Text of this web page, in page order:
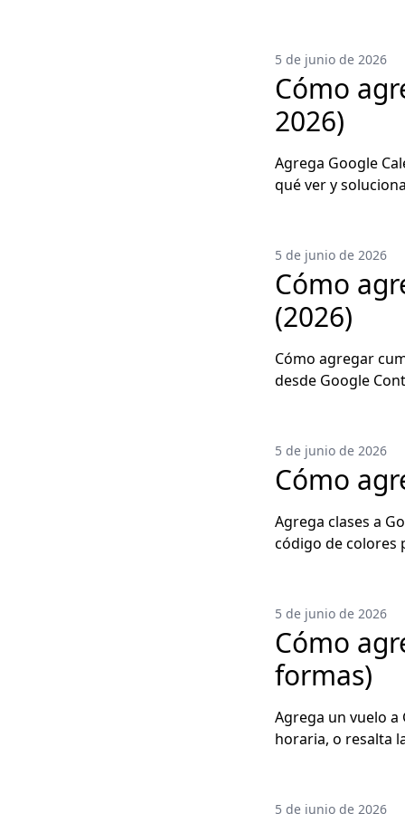
5 de junio de 2026
Cómo
2026)
Agrega Google
qué ver y
5 de junio de 2026
Cómo
(2026)
Cómo agregar
desde Google
5 de junio de 2026
Cómo
Agrega clases a
código de colores
5 de junio de 2026
Cómo
formas)
Agrega un vuelo
horaria, o resalta
5 de junio de 2026